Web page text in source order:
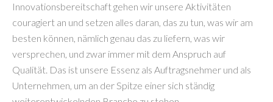
Innovationsbereitschaft gehen wir unsere Aktivitäten
couragiert an und setzen alles daran, das zu tun, was wir am
besten können, nämlich genau das zu liefern, was wir
versprechen, und zwar immer mit dem Anspruch auf
Qualität. Das ist unsere Essenz als Auftragsnehmer und als
Unternehmen, um an der Spitze einer sich ständig